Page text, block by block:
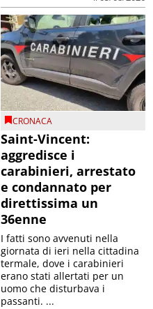
CRONACA
Saint-Vincent:
aggredisce i
carabinieri, arrestato
e condannato per
direttissima un
36enne
I fatti sono avvenuti nella
giornata di ieri nella cittadina
termale, dove i carabinieri
erano stati allertati per un
uomo che disturbava i
passanti. ...